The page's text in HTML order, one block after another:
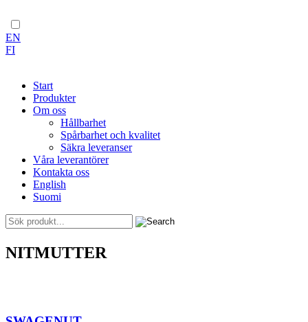
EN
FI
Start
Produkter
Om oss
Hållbarhet
Spårbarhet och kvalitet
Säkra leveranser
Våra leverantörer
Kontakta oss
English
Suomi
Skip
to
NITMUTTER